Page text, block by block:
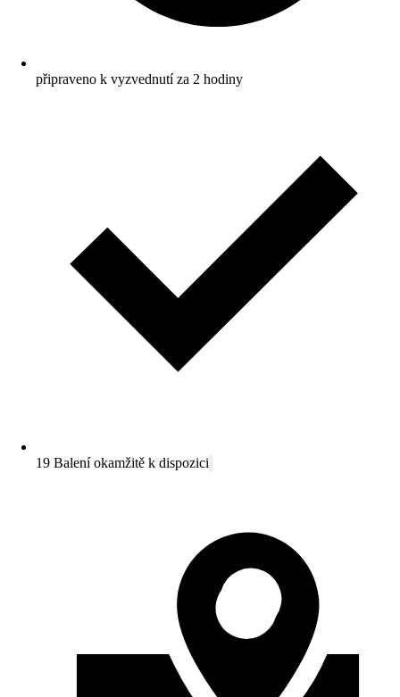
připraveno k vyzvednutí za 2 hodiny
19 Balení okamžitě k dispozici